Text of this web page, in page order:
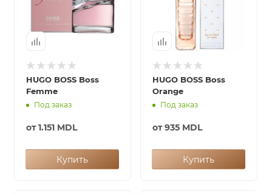
HUGO BOSS Boss
Femme
Под заказ
от1.151 MDL
Купить
HUGO BOSS Boss
Orange
Под заказ
от935 MDL
Купить